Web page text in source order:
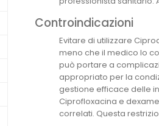
Controindicazioni
Evitare di utilizzare
meno che il medico lo
può portare a
appropriato per la
gestione efficace delle
Ciprofloxacina e
correlati. Questa